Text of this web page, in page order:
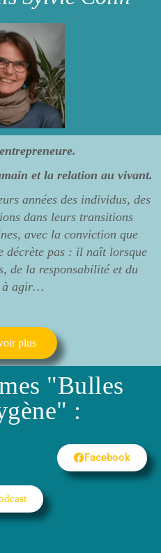
et la relation au vivant.
années des individus, des
dans leurs transitions
avec la conviction que
décrète pas : il naît lorsque
de la responsabilité et du
à agir…
plus
"Bulles
:
Facebook